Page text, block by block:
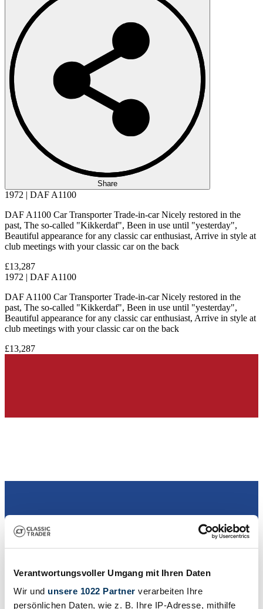
Verantwortungsvoller Umgang mit Ihren Daten
Wir und unsere 1022 Partner verarbeiten Ihre
persönlichen Daten, wie z. B. Ihre IP-Adresse, mithilfe
Share
1972 | DAF A1100
DAF A1100 Car Transporter Trade-in-car Nicely restored in the
past, The so-called "Kikkerdaf", Been in use until "yesterday",
Beautiful appearance for any classic car enthusiast, Arrive in style at
club meetings with your classic car on the back
£13,287
1972 | DAF A1100
DAF A1100 Car Transporter Trade-in-car Nicely restored in the
past, The so-called "Kikkerdaf", Been in use until "yesterday",
Beautiful appearance for any classic car enthusiast, Arrive in style at
club meetings with your classic car on the back
£13,287
Dealer